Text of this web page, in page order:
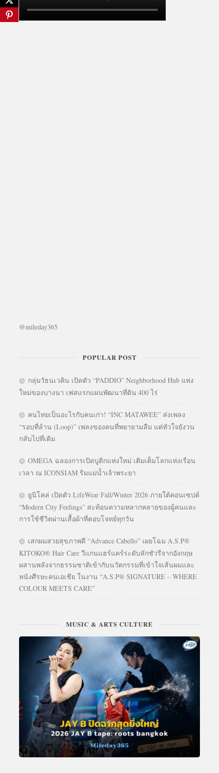
@mileday365
POPULAR POST
กลุ่มวัธนเวคิน เปิดตัว “PADDIO” Neighborhood Hub แห่ง
ใหม่ของบางนา เฟสแรกแผนพัฒนาที่ดิน 400 ไร่
คนไทยเป็นอะไรกับคนเก่า! “INC MATAWEE” ส่งเพลง
“รอบที่ล้าน (Loop)” เพลงของคนที่พยายามลืม แต่หัวใจยังวน
กลับไปที่เดิม
OMEGA ฉลองการเปิดบูติกแห่งใหม่ เติมเต็มโลกแห่งเรือน
เวลา ณ ICONSIAM ริมแม่น้ำเจ้าพระยา
ยูนิโคล่ เปิดตัว LifeWear Fall/Winter 2026 ภายใต้คอนเซปต์
“Modern City Feelings” สะท้อนความหลากหลายของผู้คนและ
การใช้ชีวิตผ่านเสื้อผ้าที่ตอบโจทย์ทุกวัน
เสกผมสวยสุขภาพดี “Advance Cabello” เผยโฉม A.S.P®
KITOKO® Hair Care วีแกนแฮร์แคร์ระดับลักชัวรีจากอังกฤษ
ผสานพลังจากธรรมชาติเข้ากับนวัตกรรมที่เข้าใจเส้นผมและ
หนังศีรษะคนเอเชีย ในงาน “A.S.P® SIGNATURE – WHERE
COLOUR MEETS CARE”
MUSIC & ARTS CULTURE